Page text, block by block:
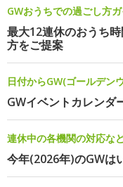
GWおうちでの過ごし方
最大12連休のおうち
方をご提案
日付からGW(ゴールデン
GWイベントカレンダ
連休中の各機関の対応な
今年(2026年)のGWは